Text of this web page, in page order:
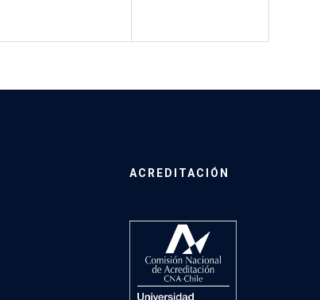
ACREDITACIÓN